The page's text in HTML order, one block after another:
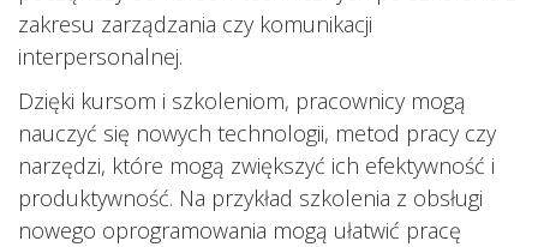
zakresu zarządzania czy komunikacji
interpersonalnej.
Dzięki kursom i szkoleniom, pracownicy mogą
nauczyć się nowych technologii, metod pracy czy
narzędzi, które mogą zwiększyć ich efektywność i
produktywność. Na przykład szkolenia z obsługi
nowego oprogramowania mogą ułatwić pracę